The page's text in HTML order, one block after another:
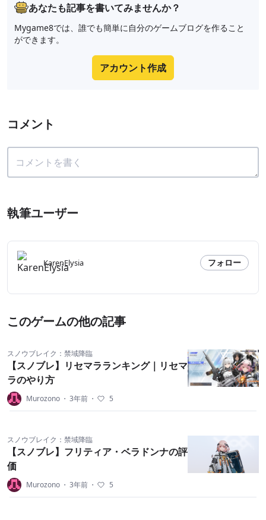
あなたも記事を書いてみませんか？
Mygame8では、誰でも簡単に自分のゲームブログを作ること
ができます。
アカウント作成
コメント
執筆ユーザー
KarenElysia フォロー
このゲームの他の記事
スノウブレイク：禁域降臨
【スノブレ】リセマラランキング｜リセマ
ラのやり方
Murozono ・ 3年前 ・ 5
スノウブレイク：禁域降臨
【スノブレ】フリティア・ベラドンナの評
価
Murozono ・ 3年前 ・ 5